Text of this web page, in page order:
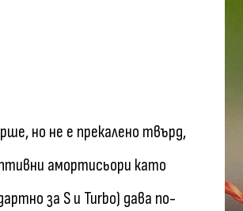
но не е прекалено твърд,
амортисьори като
за S и Turbo) дава по-